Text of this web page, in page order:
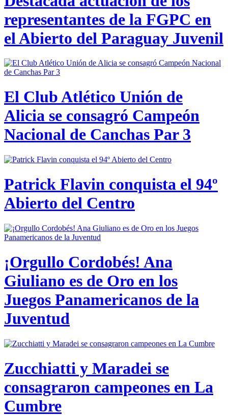
representantes de la FGPC en
el Abierto del Paraguay Juvenil
El Club Atlético Unión de
Alicia se consagró Campeón
Nacional de Canchas Par 3
Patrick Flavin conquista el 94º
Abierto del Centro
¡Orgullo Cordobés! Ana
Giuliano es de Oro en los
Juegos Panamericanos de la
Juventud
Zucchiatti y Maradei se
consagraron campeones en La
Cumbre